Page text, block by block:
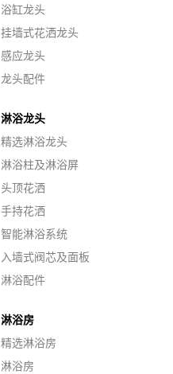
浴缸龙头
挂墙式花洒龙头
感应龙头
龙头配件
淋浴龙头
精选淋浴龙头
淋浴柱及淋浴屏
头顶花洒
手持花洒
智能淋浴系统
入墙式阀芯及面板
淋浴配件
淋浴房
精选淋浴房
淋浴房